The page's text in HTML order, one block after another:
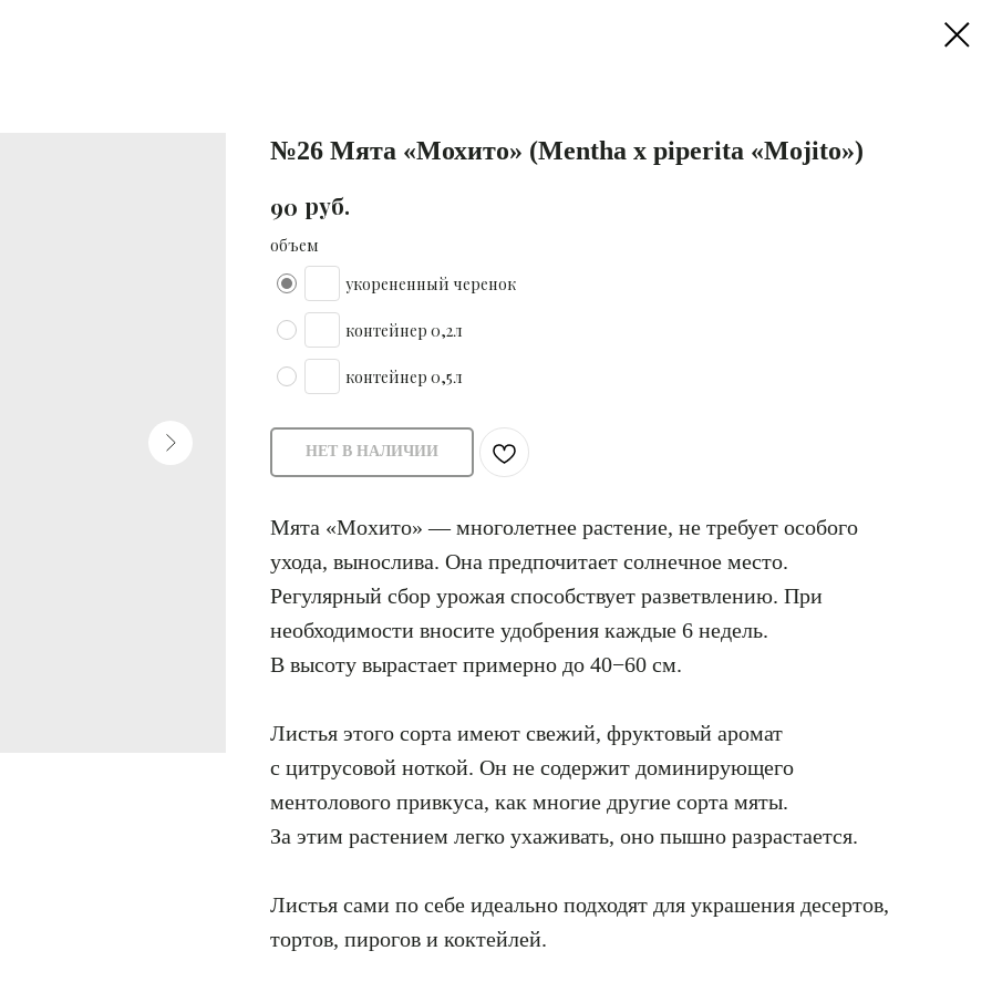
№26 Мята «Мохито» (Mentha x piperita «Mojito»)
90 руб.
объем
укорененный черенок
контейнер 0,2л
контейнер 0,5л
НЕТ В НАЛИЧИИ
Мята «Мохито» — многолетнее растение, не требует особого
ухода, вынослива. Она предпочитает солнечное место.
Регулярный сбор урожая способствует разветвлению. При
необходимости вносите удобрения каждые 6 недель.
В высоту вырастает примерно до 40−60 см.
Листья этого сорта имеют свежий, фруктовый аромат
с цитрусовой ноткой. Он не содержит доминирующего
ментолового привкуса, как многие другие сорта мяты.
За этим растением легко ухаживать, оно пышно разрастается.
Листья сами по себе идеально подходят для украшения десертов,
тортов, пирогов и коктейлей.